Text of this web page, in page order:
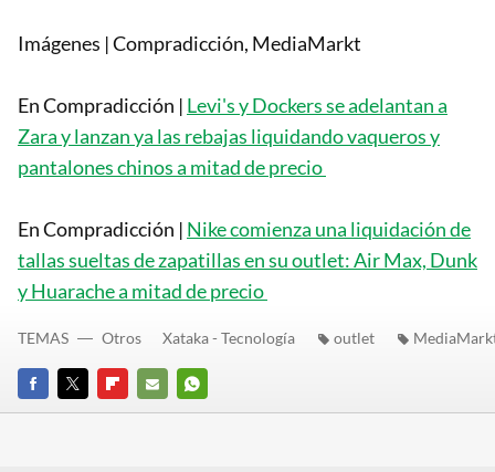
Imágenes | Compradicción, MediaMarkt
En Compradicción | Levi's y Dockers se adelantan a
Zara y lanzan ya las rebajas liquidando vaqueros y
pantalones chinos a mitad de precio
En Compradicción | Nike comienza una liquidación de
tallas sueltas de zapatillas en su outlet: Air Max, Dunk
y Huarache a mitad de precio
FACEBOOK
TWITTERFLIPBOARD
E-
WHATSAPP
TEMAS Otros Xataka - Tecnología outlet